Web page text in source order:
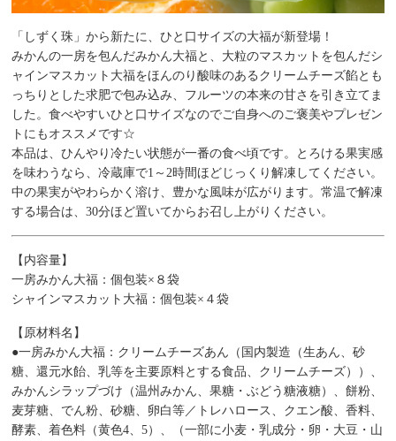
「しずく珠」から新たに、ひと口サイズの大福が新登場！
みかんの一房を包んだみかん大福と、大粒のマスカットを包んだシ
ャインマスカット大福をほんのり酸味のあるクリームチーズ餡とも
っちりとした求肥で包み込み、フルーツの本来の甘さを引き立てま
した。食べやすいひと口サイズなのでご自身へのご褒美やプレゼン
トにもオススメです☆
本品は、ひんやり冷たい状態が一番の食べ頃です。とろける果実感
を味わうなら、冷蔵庫で1～2時間ほどじっくり解凍してください。
中の果実がやわらかく溶け、豊かな風味が広がります。常温で解凍
する場合は、30分ほど置いてからお召し上がりください。
【内容量】
一房みかん大福：個包装×８袋
シャインマスカット大福：個包装×４袋
【原材料名】
●一房みかん大福：クリームチーズあん（国内製造（生あん、砂
糖、還元水飴、乳等を主要原料とする食品、クリームチーズ））、
みかんシラップづけ（温州みかん、果糖・ぶどう糖液糖）、餅粉、
麦芽糖、でん粉、砂糖、卵白等／トレハロース、クエン酸、香料、
酵素、着色料（黄色4、5）、（一部に小麦・乳成分・卵・大豆・山